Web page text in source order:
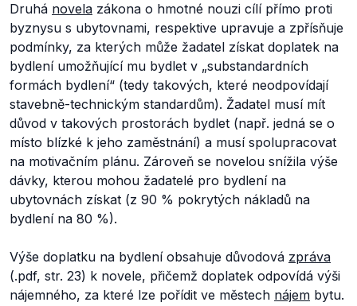
Druhá novela zákona o hmotné nouzi cílí přímo proti
byznysu s ubytovnami, respektive upravuje a zpřísňuje
podmínky, za kterých může žadatel získat doplatek na
bydlení umožňující mu bydlet v „substandardních
formách bydlení“ (tedy takových, které neodpovídají
stavebně-technickým standardům). Žadatel musí mít
důvod v takových prostorách bydlet (např. jedná se o
místo blízké k jeho zaměstnání) a musí spolupracovat
na motivačním plánu. Zároveň se novelou snížila výše
dávky, kterou mohou žadatelé pro bydlení na
ubytovnách získat (z 90 % pokrytých nákladů na
bydlení na 80 %).
Výše doplatku na bydlení obsahuje důvodová zpráva
(.pdf, str. 23) k novele, přičemž doplatek odpovídá výši
nájemného, za které lze pořídit ve městech nájem bytu.